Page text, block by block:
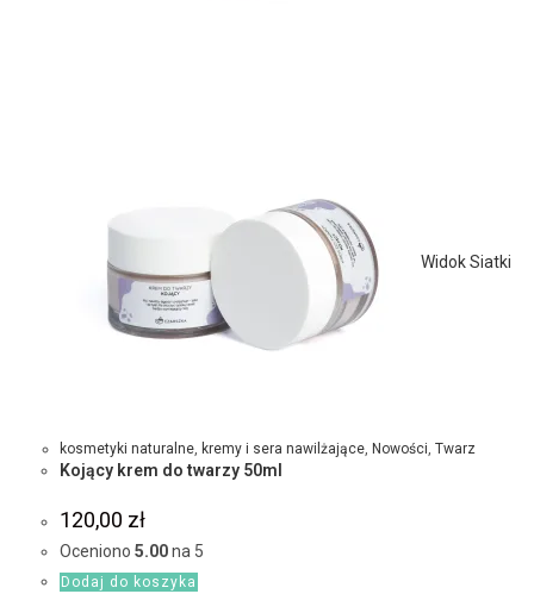
Widok Siatki
kosmetyki naturalne, kremy i sera nawilżające, Nowości, Twarz
Kojący krem do twarzy 50ml
120,00 zł
Oceniono 5.00na 5
Dodaj do koszyka